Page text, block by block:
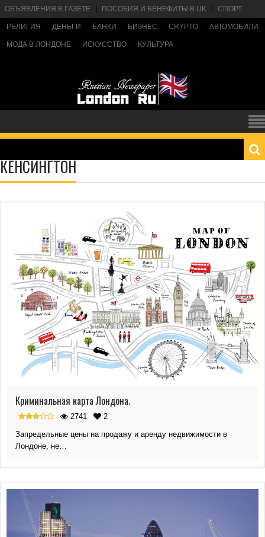
ОБЪЯВЛЕНИЯ В ГАЗЕТЕ ПОСОБИЯ И БЕНЕФИТЫ В UK СПОРТ
РЕЛИГИЯ ДЕНЬГИ БАНКИ БИЗНЕС CRYPTO АВТОМОБИЛИ
МОДА В ЛОНДОНЕ ИСКУССТВО КУЛЬТУРА
КЕНСИНГТОН
Криминальная карта Лондона.
2741
2
Запредельные цены на продажу и аренду недвижимости в
Лондоне, не…